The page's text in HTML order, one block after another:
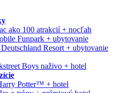
ako 100 atrakcií + nocľah
Funpark + ubytovanie
Resort + ubytovanie
Boys naživo + hotel
Potter™ + hotel